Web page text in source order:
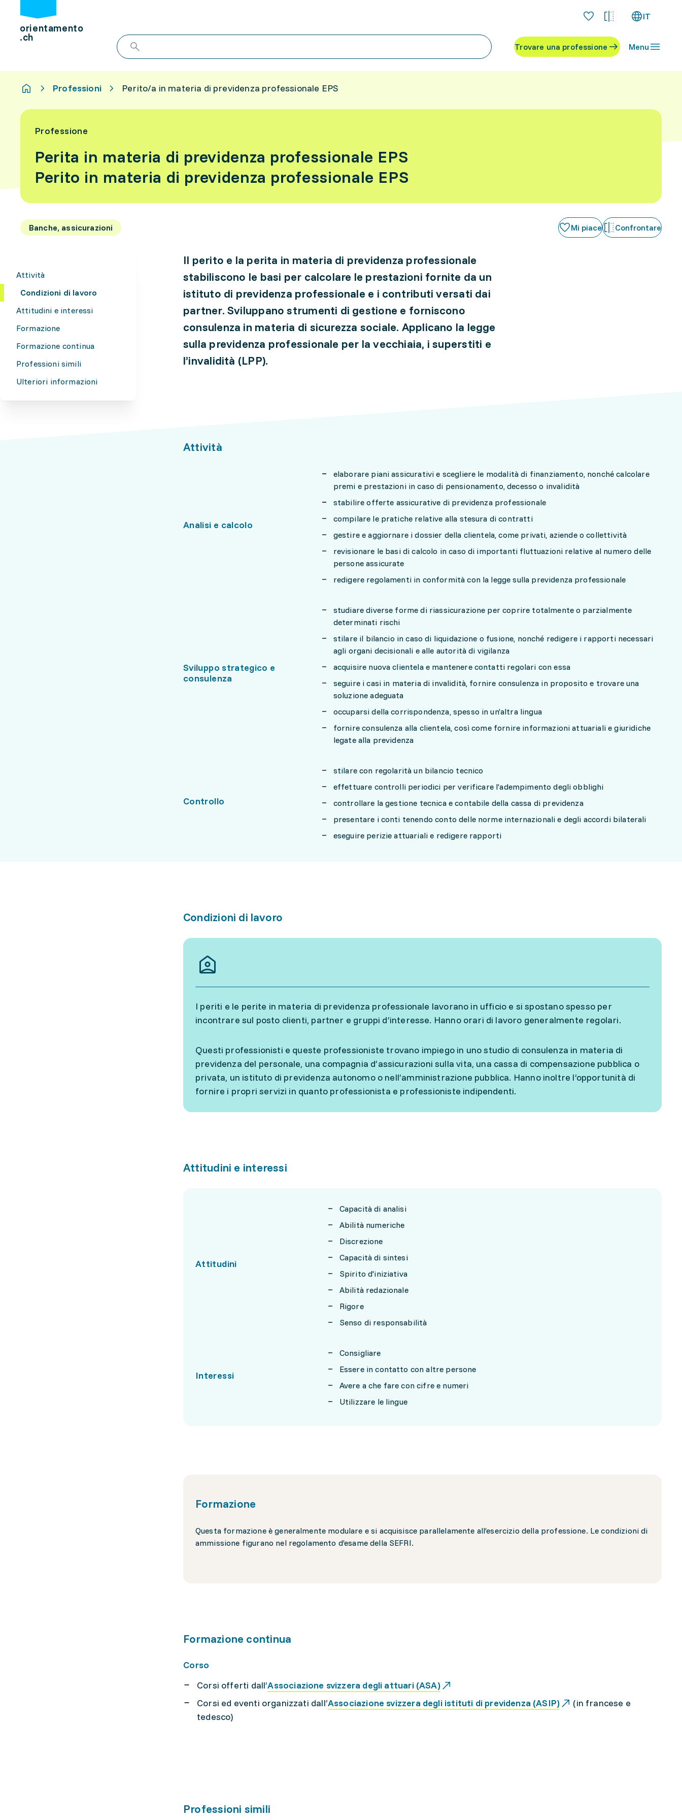
orientamento
.ch
IT
Trovare una professione Menu
Professioni Perito/a in materia di previdenza professionale EPS
Professione
Perita in materia di previdenza professionale EPS
Perito in materia di previdenza professionale EPS
Banche, assicurazioni Mi piace Confrontare
Attività
Condizioni di lavoro
Attitudini e interessi
Formazione
Formazione continua
Professioni simili
Ulteriori informazioni
Il perito e la perita in materia di previdenza professionale
stabiliscono le basi per calcolare le prestazioni fornite da un
istituto di previdenza professionale e i contributi versati dai
partner. Sviluppano strumenti di gestione e forniscono
consulenza in materia di sicurezza sociale. Applicano la legge
sulla previdenza professionale per la vecchiaia, i superstiti e
l’invalidità (LPP).
Attività
Analisi e calcolo
elaborare piani assicurativi e scegliere le modalità di finanziamento, nonché calcolare
premi e prestazioni in caso di pensionamento, decesso o invalidità
stabilire offerte assicurative di previdenza professionale
compilare le pratiche relative alla stesura di contratti
gestire e aggiornare i dossier della clientela, come privati, aziende o collettività
revisionare le basi di calcolo in caso di importanti fluttuazioni relative al numero delle
persone assicurate
redigere regolamenti in conformità con la legge sulla previdenza professionale
Sviluppo strategico e
consulenza
studiare diverse forme di riassicurazione per coprire totalmente o parzialmente
determinati rischi
stilare il bilancio in caso di liquidazione o fusione, nonché redigere i rapporti necessari
agli organi decisionali e alle autorità di vigilanza
acquisire nuova clientela e mantenere contatti regolari con essa
seguire i casi in materia di invalidità, fornire consulenza in proposito e trovare una
soluzione adeguata
occuparsi della corrispondenza, spesso in un’altra lingua
fornire consulenza alla clientela, così come fornire informazioni attuariali e giuridiche
legate alla previdenza
Controllo
stilare con regolarità un bilancio tecnico
effettuare controlli periodici per verificare l’adempimento degli obblighi
controllare la gestione tecnica e contabile della cassa di previdenza
presentare i conti tenendo conto delle norme internazionali e degli accordi bilaterali
eseguire perizie attuariali e redigere rapporti
Condizioni di lavoro
I periti e le perite in materia di previdenza professionale lavorano in ufficio e si spostano spesso per
incontrare sul posto clienti, partner e gruppi d’interesse. Hanno orari di lavoro generalmente regolari.
Questi professionisti e queste professioniste trovano impiego in uno studio di consulenza in materia di
previdenza del personale, una compagnia d’assicurazioni sulla vita, una cassa di compensazione pubblica o
privata, un istituto di previdenza autonomo o nell’amministrazione pubblica. Hanno inoltre l’opportunità di
fornire i propri servizi in quanto professionista e professioniste indipendenti.
Attitudini e interessi
Attitudini
Capacità di analisi
Abilità numeriche
Discrezione
Capacità di sintesi
Spirito d'iniziativa
Abilità redazionale
Rigore
Senso di responsabilità
Interessi
Consigliare
Essere in contatto con altre persone
Avere a che fare con cifre e numeri
Utilizzare le lingue
Formazione
Questa formazione è generalmente modulare e si acquisisce parallelamente all’esercizio della professione. Le condizioni di
ammissione figurano nel regolamento d’esame della SEFRI.
Formazione continua
Corso
Corsi offerti dall’Associazione svizzera degli attuari (ASA)
Corsi ed eventi organizzati dall’Associazione svizzera degli istituti di previdenza (ASIP)
(in francese e
tedesco)
Professioni simili